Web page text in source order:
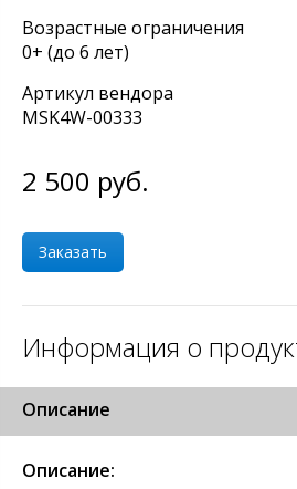
Возрастные ограничения
0+ (до 6 лет)
Артикул вендора
MSK4W-00333
2 500 руб.
Заказать
Информация о
Описание
Описание: